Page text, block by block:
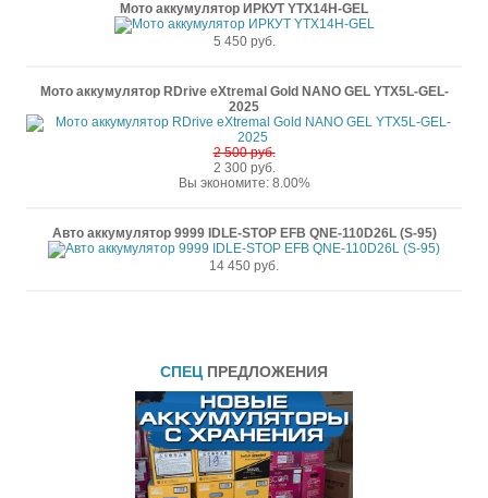
СПЕЦ ПРЕДЛОЖЕНИЯ
Мото аккумулятор ИРКУТ YTX14H-GEL
5 450 руб.
Мото аккумулятор RDrive eXtremal Gold NANO GEL YTX5L-GEL-
2025
2 500 руб.
2 300 руб.
Вы экономите: 8.00%
Авто аккумулятор 9999 IDLE-STOP EFB QNE-110D26L (S-95)
14 450 руб.